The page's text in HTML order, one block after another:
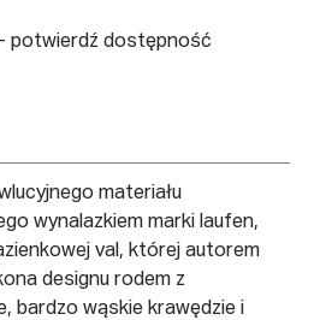
potwierdź dostępność
materiału
wynalazkiem marki laufen,
val, której autorem
designu rodem z
bardzo wąskie krawędzie i